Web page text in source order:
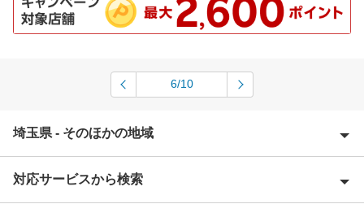
6/10
埼玉県 - そのほかの地域
上尾市
対応サービスから検索